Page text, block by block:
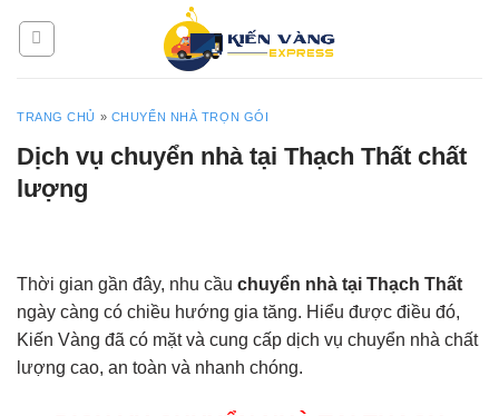
TRANG CHỦ » CHUYỂN NHÀ TRỌN GÓI
Dịch vụ chuyển nhà tại Thạch Thất chất
lượng
Thời gian gần đây, nhu cầu chuyển nhà tại Thạch Thất
ngày càng có chiều hướng gia tăng. Hiểu được điều đó,
Kiến Vàng đã có mặt và cung cấp dịch vụ chuyển nhà chất
lượng cao, an toàn và nhanh chóng.